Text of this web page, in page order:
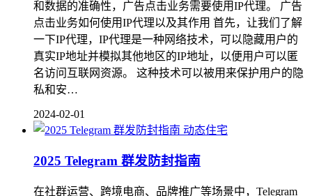
和数据的准确性，广告点击业务需要使用IP代理。 广告
点击业务如何使用IP代理以及其作用 首先，让我们了解
一下IP代理，IP代理是一种网络技术，可以隐藏用户的
真实IP地址并模拟其他地区的IP地址，以便用户可以匿
名访问互联网资源。 这种技术可以被用来保护用户的隐
私和安…
2024-02-01
动态住宅
2025 Telegram 群发防封指南
在社群运营、跨境电商、品牌推广等场景中，Telegram